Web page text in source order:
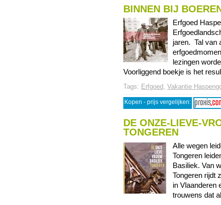
BINNEN BIJ
Erfgoed
jaren. Tal van
lezingen
Voorliggend boekje is het
Tags: Erfgoed , Vakantie
Kopen - prijs vergelijken:
DE ONZE-LIEVE-
TONGEREN
Alle wegen
Tongeren
Basiliek. Van
Tongeren rijdt
in Vlaanderen
trouwens dat